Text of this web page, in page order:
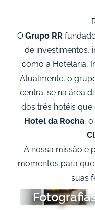
O Grupo RR
de investimentos,
como a Hotelaria,
Atualmente, o
centra-se na área
dos três hotéis
Hotel da Rocha, o
A nossa missão é
momentos para
suas